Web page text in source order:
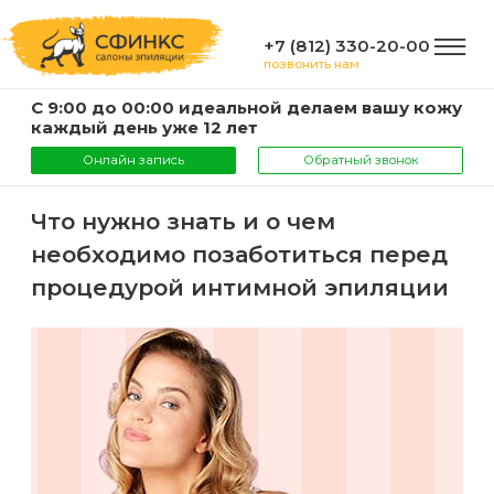
+7 (812) 330-20-00
позвонить нам
С 9:00 до 00:00 идеальной делаем вашу кожу
каждый день уже 12 лет
Онлайн запись Обратный звонок
ГЛАВНАЯ
Эпиляция
Шугаринг
КОМПАНИЯ
компании
Мастера
ИНФОРМАЦИЯ
ВАЖНО
Что нужно знать и о чем
необходимо позаботиться перед
процедурой интимной эпиляции